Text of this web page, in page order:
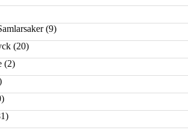
(9)
(20)
(2)